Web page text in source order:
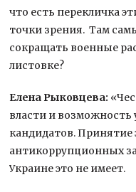
что есть перекличка
точки зрения. Там
сокращать военные
листовке?
Елена Рыковцева:
власти и
кандидатов.
антикоррупционных
Украине это не имеет.